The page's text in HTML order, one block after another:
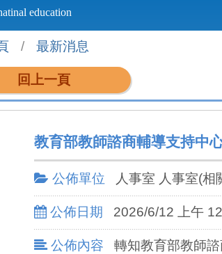
education
最新消息
回上一頁
教育部教師諮商輔導支持中
公佈單位 人事室 人事室(相
公佈日期 2026/6/12 上午
公佈內容
轉知教育部教師